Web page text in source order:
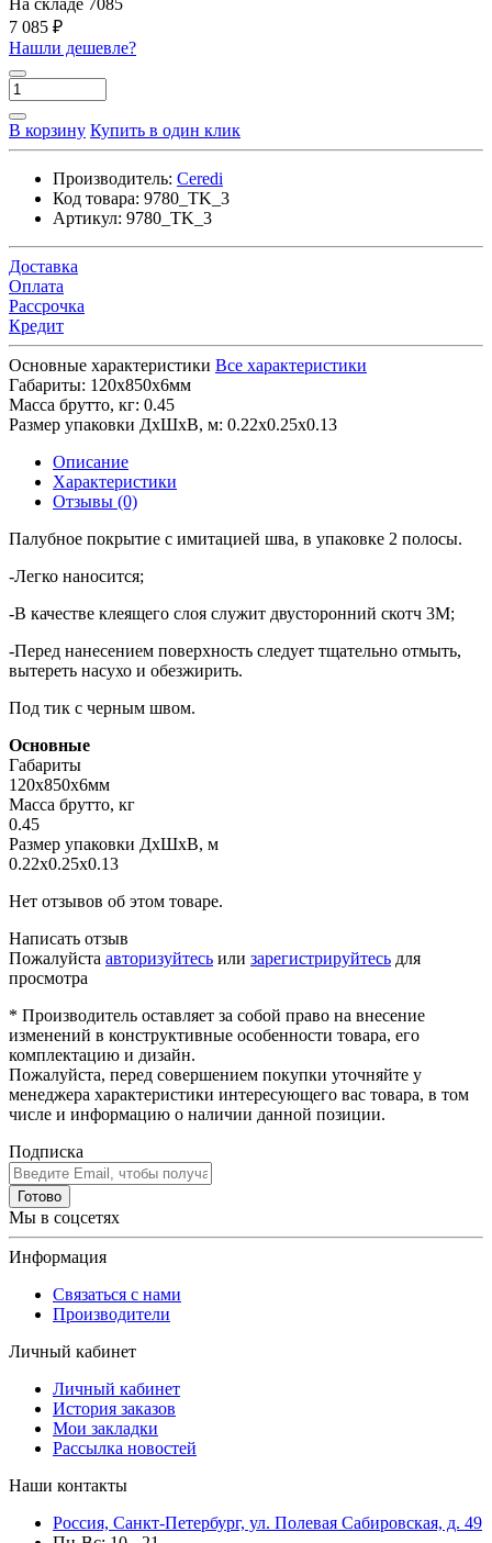
7 085 ₽
Нашли дешевле?
В корзину Купить в один клик
Производитель: Ceredi
Код товара: 9780_TK_3
Артикул: 9780_TK_3
Доставка
Оплата
Рассрочка
Кредит
Основные характеристики Все характеристики
Габариты: 120х850х6мм
Масса брутто, кг: 0.45
Размер упаковки ДхШхВ, м: 0.22x0.25x0.13
Описание
Характеристики
Отзывы (0)
Палубное покрытие с имитацией шва, в упаковке 2 полосы.
-Легко наносится;
-В качестве клеящего слоя служит двусторонний скотч 3М;
-Перед нанесением поверхность следует тщательно отмыть,
вытереть насухо и обезжирить.
Под тик с черным швом.
Основные
Габариты
120х850х6мм
Масса брутто, кг
0.45
Размер упаковки ДхШхВ, м
0.22x0.25x0.13
Нет отзывов об этом товаре.
Написать отзыв
Пожалуйста авторизуйтесь или зарегистрируйтесь для
просмотра
* Производитель оставляет за собой право на внесение
изменений в конструктивные особенности товара, его
комплектацию и дизайн.
Пожалуйста, перед совершением покупки уточняйте у
менеджера характеристики интересующего вас товара, в том
числе и информацию о наличии данной позиции.
Подписка
Готово
Мы в соцсетях
Информация
Связаться с нами
Производители
Личный кабинет
Личный кабинет
История заказов
Мои закладки
Рассылка новостей
Наши контакты
Россия, Санкт-Петербург, ул. Полевая Сабировская, д. 49